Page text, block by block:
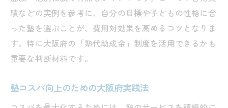
績などの実例を参考に、自分の目標や子どもの性格に合
った塾を選ぶことが、費用対効果を高めるコツとなりま
す。特に大阪府の「塾代助成金」制度を活用できるかも
重要な判断材料です。
塾コスパ向上のための大阪府実践法